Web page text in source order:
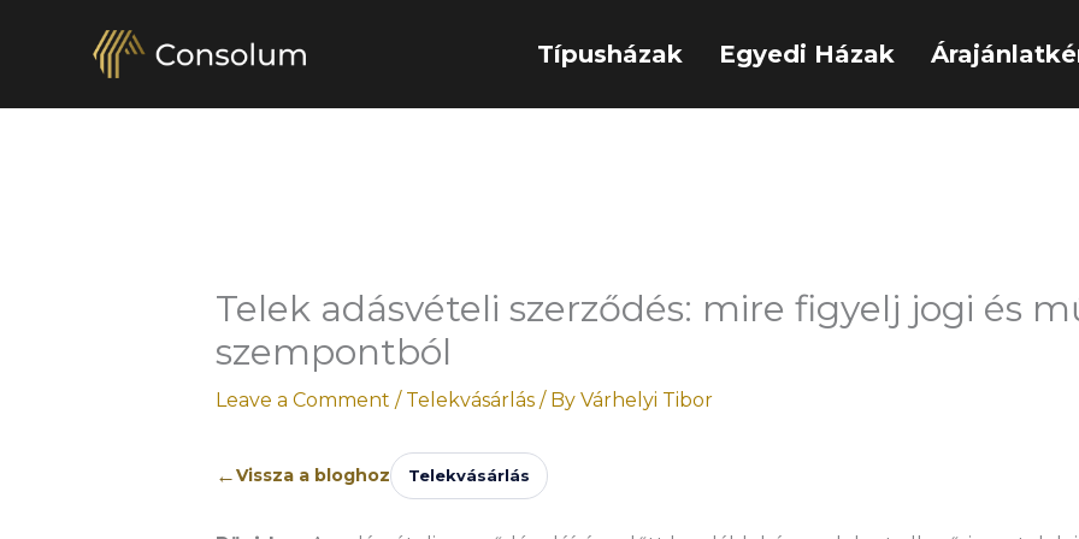
Típusházak Egyedi Házak
Telek adásvételi szerződés: mire figyelj jogi és
szempontból
Leave a Comment / Telekvásárlás/ By Várhelyi Tibor
←Vissza a bloghoz Telekvásárlás